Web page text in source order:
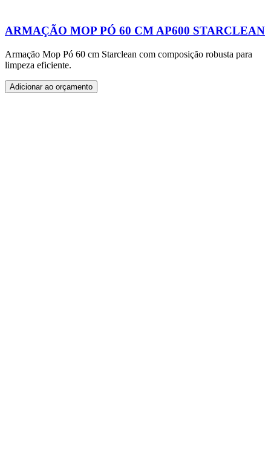
ARMAÇÃO MOP PÓ 60 CM AP600 STARCLEAN
Armação Mop Pó 60 cm Starclean com composição robusta para
limpeza eficiente.
Adicionar ao orçamento